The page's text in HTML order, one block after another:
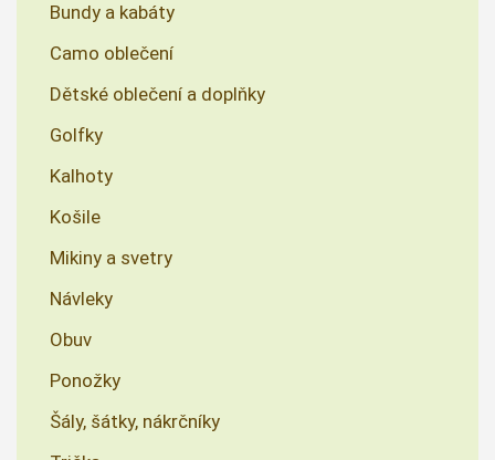
Bundy a kabáty
Camo oblečení
Dětské oblečení a doplňky
Golfky
Kalhoty
Košile
Mikiny a svetry
Návleky
Obuv
Ponožky
Šály, šátky, nákrčníky